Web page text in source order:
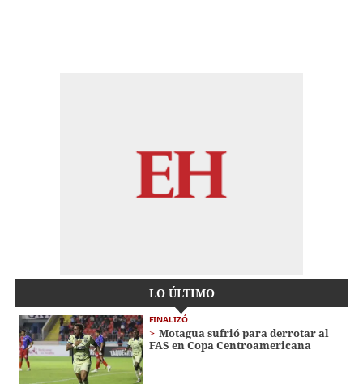
LO ÚLTIMO
FINALIZÓ
Motagua sufrió para derrotar al
FAS en Copa Centroamericana